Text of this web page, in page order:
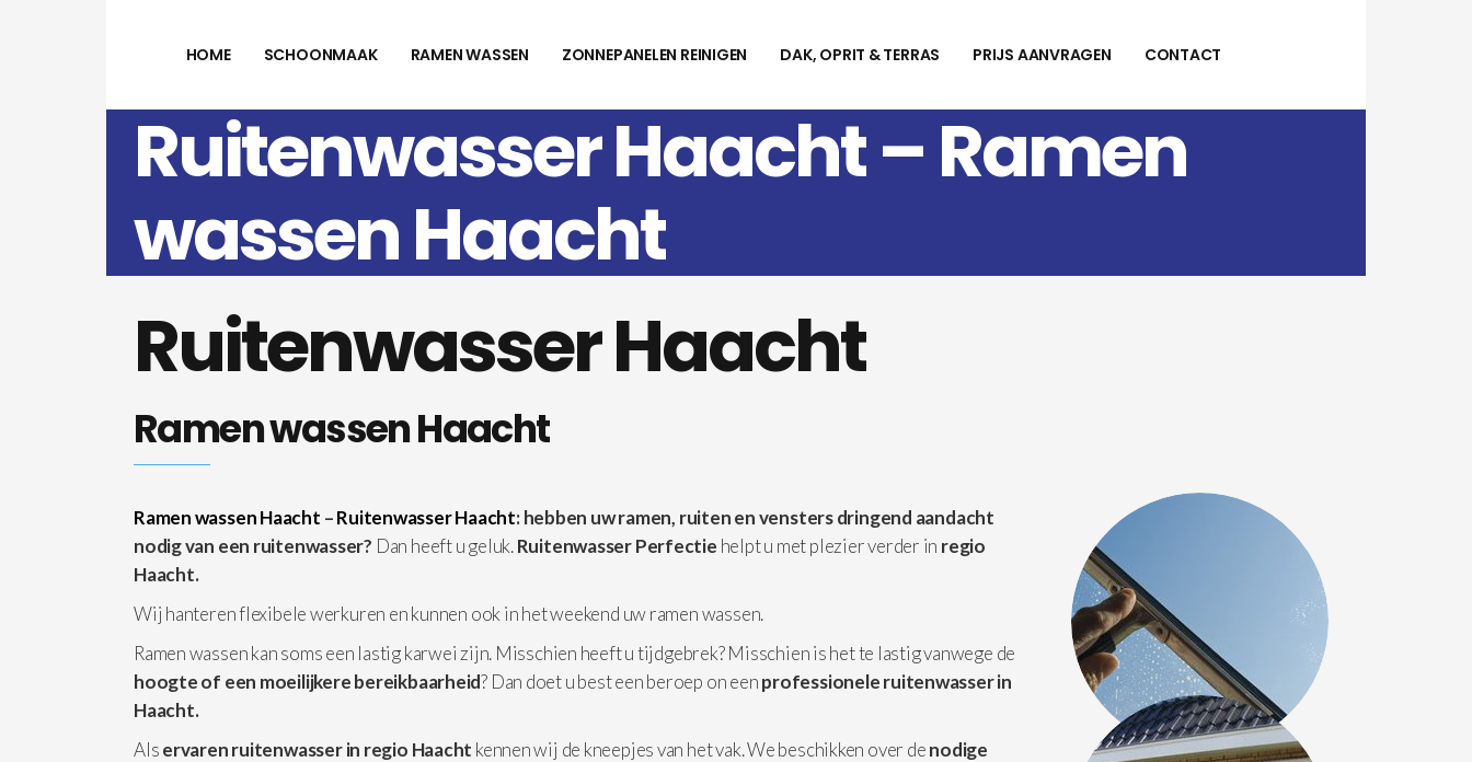
HOME SCHOONMAAK RAMEN WASSEN ZONNEPANELEN REINIGEN DAK, OPRIT & TERRAS PRIJS AANVRAGEN CONTACT
Ruitenwasser Haacht – Ramen
wassen Haacht
Ruitenwasser Haacht
Ramen wassen Haacht
Ramen wassen Haacht –Ruitenwasser Haacht: hebben uw ramen, ruiten en vensters dringend aandacht
nodig van een ruitenwasser? Dan heeft u geluk.Ruitenwasser Perfectie helpt u met plezier verder in regio
Haacht.
Wij hanteren flexibele werkuren en kunnen ook in het weekend uw ramen wassen.
Ramen wassen kan soms een lastig karwei zijn. Misschien heeft u tijdgebrek? Misschien is het te lastig vanwege de
hoogte of een moeilijkere bereikbaarheid? Dan doet u best een beroep on eenprofessioneleruitenwasser in
Haacht.
Alservaren ruitenwasser in regio Haacht kennen wij de kneepjes van het vak. We beschikken over denodige